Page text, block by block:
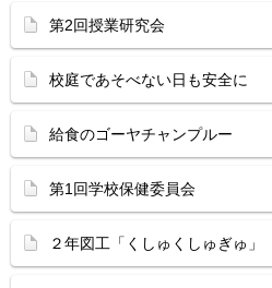
第2回授業研究会
校庭であそべない日も安全に
給食のゴーヤチャンプルー
第1回学校保健委員会
２年図工「くしゅくしゅぎゅ」